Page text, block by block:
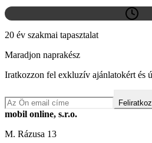
20 év szakmai tapasztalat
Maradjon naprakész
Iratkozzon fel exkluzív ajánlatokért és
mobil online, s.r.o.
M. Rázusa 13